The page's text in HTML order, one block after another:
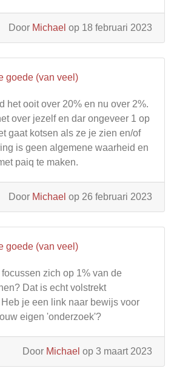
Door Michael op 18 februari 2023
goede (van veel)
het ooit over 20% en nu over 2%.
over jezelf en dar ongeveer 1 op
gaat kotsen als ze je zien en/of
is geen algemene waarheid en
paiq te maken.
Door Michael op 26 februari 2023
goede (van veel)
zich op 1% van de
Dat is echt volstrekt
je een link naar bewijs voor
eigen 'onderzoek'?
Door Michael op 3 maart 2023